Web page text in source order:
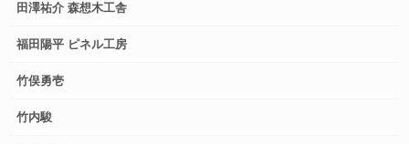
田澤祐介 森想木工舎
福田陽平 ピネル工房
竹俣勇壱
竹内駿